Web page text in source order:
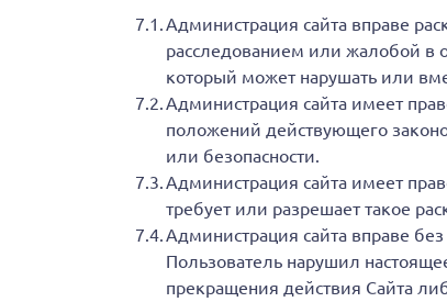
Администрация сайта вправе
расследованием или жалобой в
который может нарушать или
Администрация сайта имеет
положений действующего
или безопасности.
Администрация сайта имеет
требует или разрешает такое
Администрация сайта вправе
Пользователь нарушил
прекращения действия Сайта